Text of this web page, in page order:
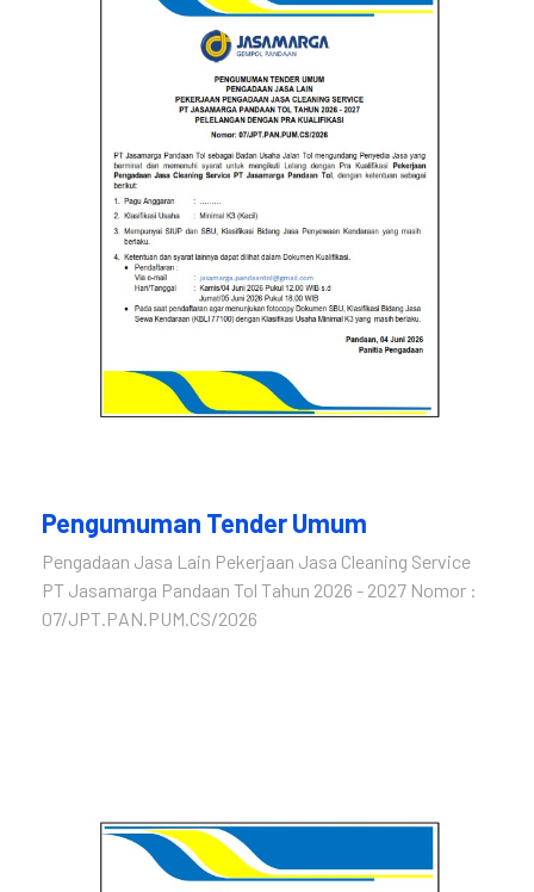
Pengumuman Tender Umum
Pengadaan Jasa Lain Pekerjaan Jasa Cleaning Service
PT Jasamarga Pandaan Tol Tahun 2026 - 2027 Nomor :
07/JPT.PAN.PUM.CS/2026